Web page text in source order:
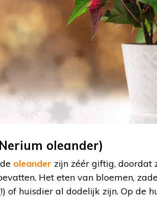
oleander)
oleander zijn zéér giftig, doordat
Het eten van bloemen,
of huisdier al dodelijk zijn. Op de